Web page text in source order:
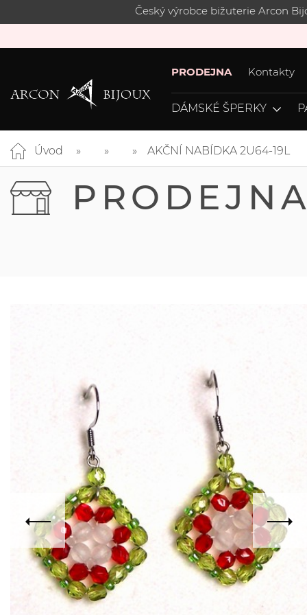
Český výrobce bižuterie Arcon
PRODEJNA Kontakty
DÁMSKÉ ŠPERKY
Úvod AKČNÍ NABÍDKA 2U64-19L